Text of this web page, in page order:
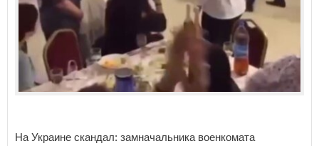
На Украине скандал: замначальника военкомата